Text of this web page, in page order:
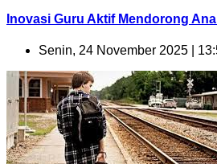
Inovasi Guru Aktif Mendorong
Senin, 24 November 2025 |